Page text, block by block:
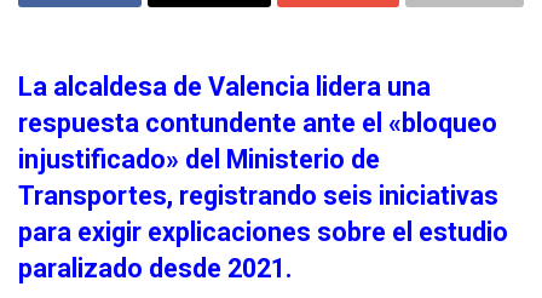
La alcaldesa de Valencia lidera una
respuesta contundente ante el «bloqueo
injustificado» del Ministerio de
Transportes, registrando seis iniciativas
para exigir explicaciones sobre el estudio
paralizado desde 2021.